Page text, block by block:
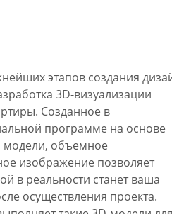
этапов создания
3D-визуализации
Созданное в
программе на основе
модели, объемное
изображение позволяет
в реальности станет ваша
осуществления проекта.